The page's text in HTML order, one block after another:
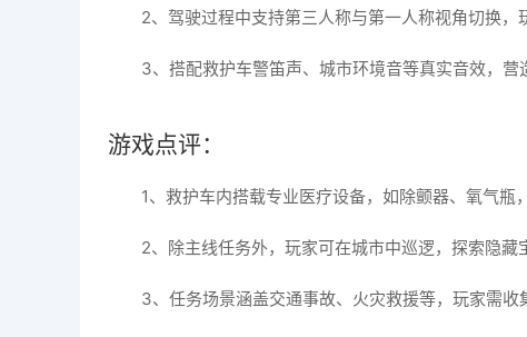
2、驾驶过程中支持第三人称与第一人称视角切换，
3、搭配救护车警笛声、城市环境音等真实音效，营
游戏点评：
1、救护车内搭载专业医疗设备，如除颤器、氧气瓶
2、除主线任务外，玩家可在城市中巡逻，探索隐藏
3、任务场景涵盖交通事故、火灾救援等，玩家需收